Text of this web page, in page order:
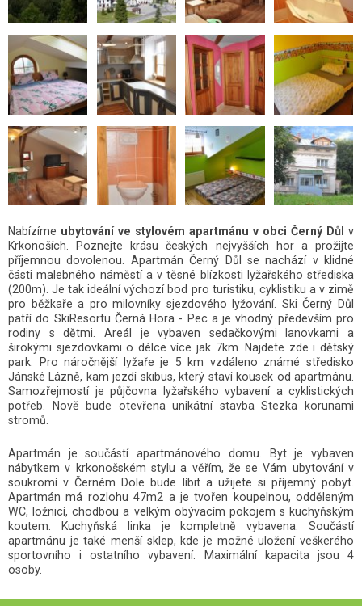
Nabízíme ubytování ve stylovém apartmánu v obci Černý Důl v
Krkonoších. Poznejte krásu českých nejvyšších hor a prožijte
příjemnou dovolenou. Apartmán Černý Důl se nachází v klidné
části malebného náměstí a v těsné blízkosti lyžařského střediska
(200m). Je tak ideální výchozí bod pro turistiku, cyklistiku a v zimě
pro běžkaře a pro milovníky sjezdového lyžování. Ski Černý Důl
patří do SkiResortu Černá Hora - Pec a je vhodný především pro
rodiny s dětmi. Areál je vybaven sedačkovými lanovkami a
širokými sjezdovkami o délce více jak 7km. Najdete zde i dětský
park. Pro náročnější lyžaře je 5 km vzdáleno známé středisko
Jánské Lázně, kam jezdí skibus, který staví kousek od apartmánu.
Samozřejmostí je půjčovna lyžařského vybavení a cyklistických
potřeb. Nově bude otevřena unikátní stavbaStezka korunami
stromů.
Apartmán je součástí apartmánového domu. Byt je vybaven
nábytkem v krkonošském stylu a věřím, že se Vám ubytování v
soukromí v Černém Dole bude líbit a užijete si příjemný pobyt.
Apartmán má rozlohu 47m2 a je tvořen koupelnou, odděleným
WC, ložnicí, chodbou a velkým obývacím pokojem s kuchyňským
koutem. Kuchyňská linka je kompletně vybavena. Součástí
apartmánu je také menší sklep, kde je možné uložení veškerého
sportovního i ostatního vybavení. Maximální kapacita jsou 4
osoby.